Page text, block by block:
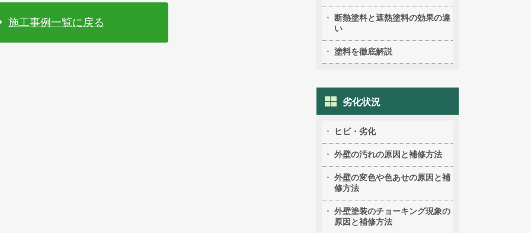
施工事例一覧に戻る
断熱塗料と遮熱塗料の効果の違
い
塗料を徹底解説
劣化状況
ヒビ・劣化
外壁の汚れの原因と補修方法
外壁の変色や色あせの原因と補
修方法
外壁塗装のチョーキング現象の
原因と補修方法